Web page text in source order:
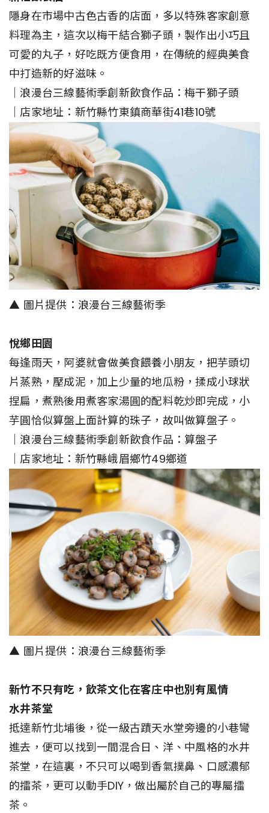
隱身在市場中古色古香的店面，多以特殊客家創意
料理為主，這次以梅干結合獅子頭，製作出小巧且
可愛的丸子，好吃既方便食用，在傳統的經典美食
中打造新的好滋味。
｜浪漫台三線藝術季創新飲食作品：梅干獅子頭
｜店家地址：新竹縣竹東鎮商華街41巷10號
▲ 圖片提供：浪漫台三線藝術季
悅鄉田園
每逢雨天，阿婆就會做美食餵養小朋友，把芋頭切
片蒸熟，壓成泥，加上少量的地瓜粉，揉成小球狀
捏扁，煮熟後用煮客家湯圓的配料乾炒即完成，小
芋圓恰似算盤上面計算的珠子，故叫做算盤子。
｜浪漫台三線藝術季創新飲食作品：算盤子
｜店家地址：新竹縣峨眉鄉竹49鄉道
▲ 圖片提供：浪漫台三線藝術季
新竹不只有吃，飲茶文化在客庄中也別有風情
水井茶堂
抵達新竹北埔後，從一級古蹟天水堂旁邊的小巷彎
進去，便可以找到一間混合日、洋、中風格的水井
茶堂，在這裏，不只可以喝到香氣撲鼻、口感濃郁
的擂茶，更可以動手DIY，做出屬於自己的專屬擂
茶。